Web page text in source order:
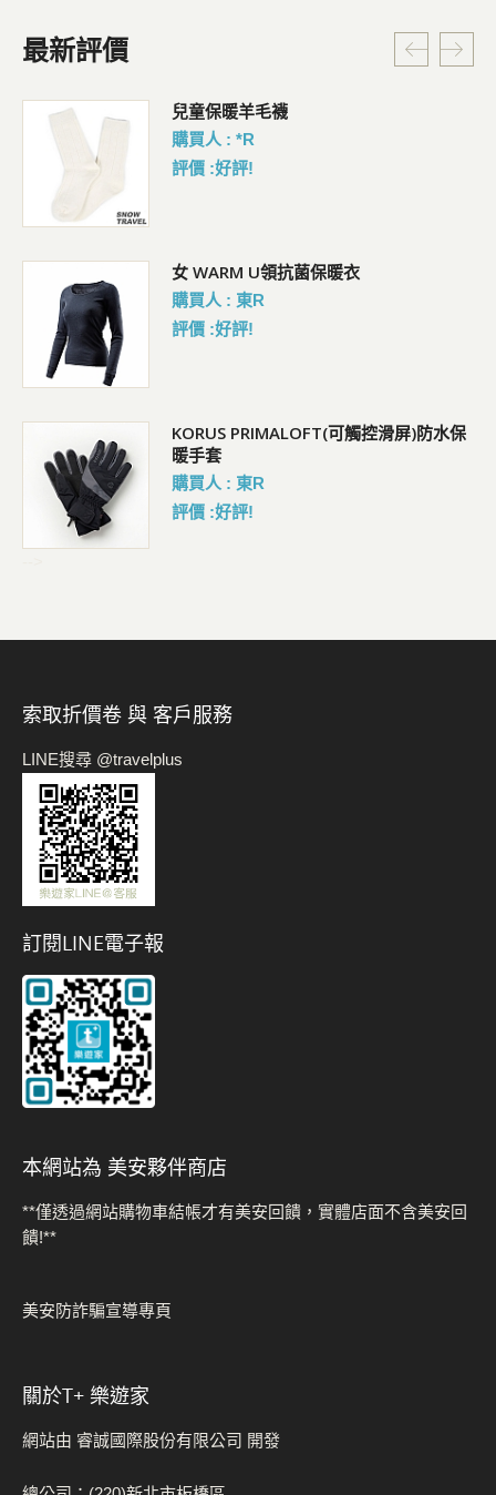
最新評價
兒童保暖羊毛襪
購買人 : *R
評價 :好評!
女 WARM U領抗菌保暖衣
購買人 : 東R
評價 :好評!
KORUS PRIMALOFT(可觸控滑屏)防水保
暖手套
購買人 : 東R
評價 :好評!
索取折價卷 與 客戶服務
LINE搜尋 @travelplus
訂閱LINE電子報
本網站為 美安夥伴商店
**僅透過網站購物車結帳才有美安回饋，實體店面不含美安回
饋!**
美安防詐騙宣導專頁
關於t+ 樂遊家
網站由 睿誠國際股份有限公司 開發